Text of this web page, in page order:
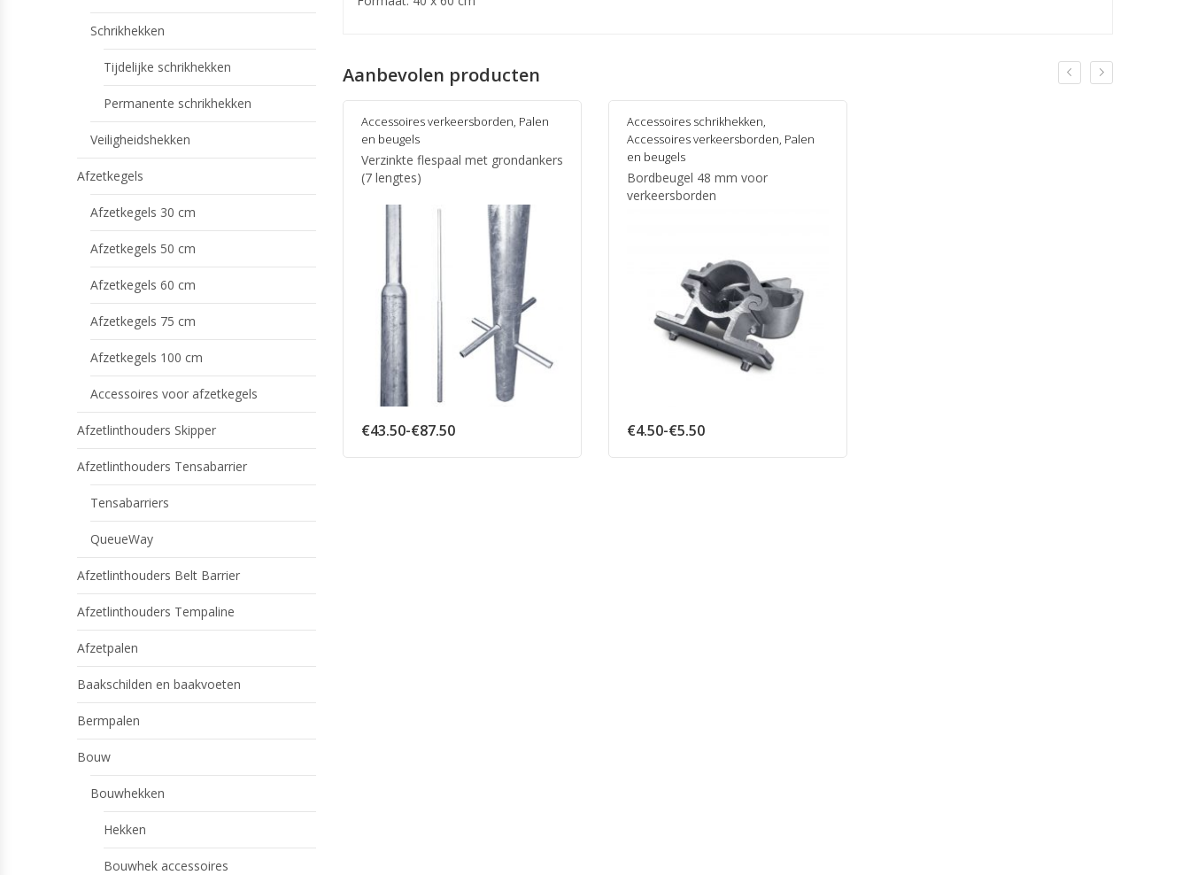
Aanbevolen producten
Accessoires verkeersborden, Palen
en beugels
Verzinkte flespaal met grondankers
(7 lengtes)
€43.50-€87.50Prijsklasse:
Accessoires schrikhekken,
Accessoires verkeersborden, Palen
en beugels
Bordbeugel 48 mm voor
verkeersborden
€4.50-€5.50Prijsklasse:
Schrikhekken
Tijdelijke schrikhekken
Permanente schrikhekken
Veiligheidshekken
Afzetkegels
Afzetkegels 30 cm
Afzetkegels 50 cm
Afzetkegels 60 cm
Afzetkegels 75 cm
Afzetkegels 100 cm
Accessoires voor afzetkegels
Afzetlinthouders Skipper
Afzetlinthouders Tensabarrier
Tensabarriers
QueueWay
Afzetlinthouders Belt Barrier
Afzetlinthouders Tempaline
Afzetpalen
Baakschilden en baakvoeten
Bermpalen
Bouw
Bouwhekken
Hekken
Bouwhek accessoires